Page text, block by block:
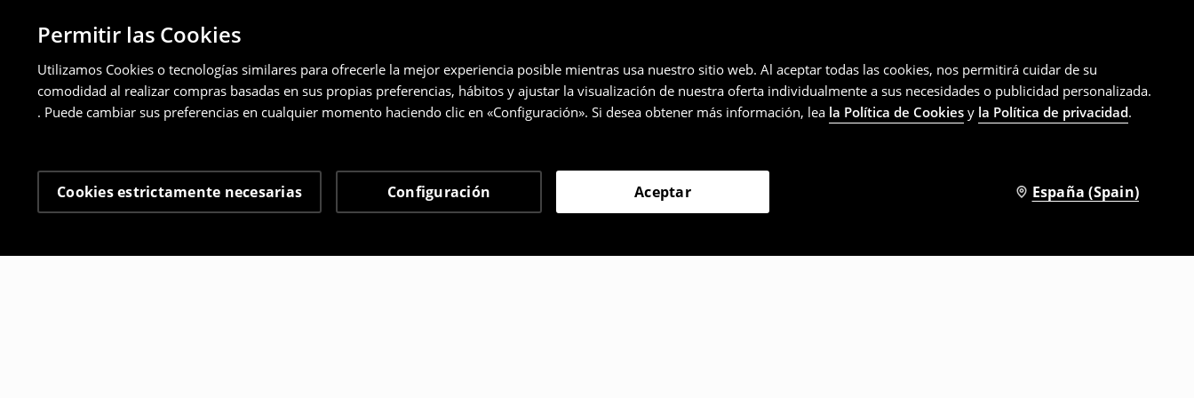
Permitir las Cookies
Utilizamos Cookies o tecnologías similares para ofrecerle la mejor experiencia posible mientras usa nuestro sitio web. Al aceptar todas las cookies, nos permitirá cuidar de su
comodidad al realizar compras basadas en sus propias preferencias, hábitos y ajustar la visualización de nuestra oferta individualmente a sus necesidades o publicidad personalizada.
. Puede cambiar sus preferencias en cualquier momento haciendo clic en «Configuración». Si desea obtener más información, lea la Política de Cookies y la Política de privacidad.
Cookies estrictamente necesarias Configuración Aceptar España (Spain)